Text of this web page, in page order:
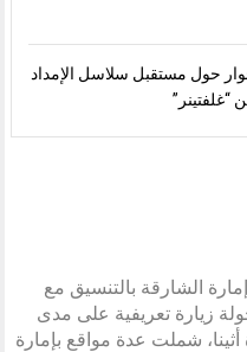
2026” يعزز الحوار حول مستقبل سلاسل الإمداد
“غلفتينر”
الشارقة بالتنسيق مع
زيارة تعريفية على مدى
شملت عدة مواقع بإمارة